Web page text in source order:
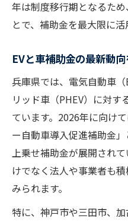
年は制度移行期となるた
とで、補助金を最大限に活
EVと車補助金の最新動
兵庫県では、電気自動車
リッド車（PHEV）に対
ています。2026年に向け
ー自動車導入促進補助金
上乗せ補助金が展開され
けでなく法人や事業者も
みられます。
特に、神戸市や三田市、